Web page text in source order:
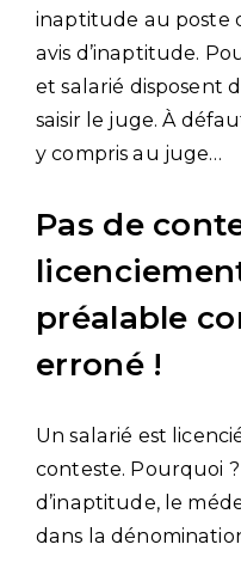
inaptitude au poste
avis d’inaptitude.
et salarié disposent
saisir le juge. À
y compris au juge…
Pas de
préalable
erroné !
Un salarié est
conteste. Pourquoi
d’inaptitude, le
dans la